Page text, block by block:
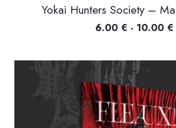
Yokai Hunters Society –
6.00 € - 10.00 €